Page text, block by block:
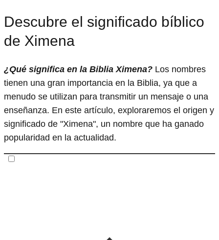
Descubre el significado bíblico
de Ximena
¿Qué significa en la Biblia Ximena? Los nombres
tienen una gran importancia en la Biblia, ya que a
menudo se utilizan para transmitir un mensaje o una
enseñanza. En este artículo, exploraremos el origen y
significado de "Ximena", un nombre que ha ganado
popularidad en la actualidad.